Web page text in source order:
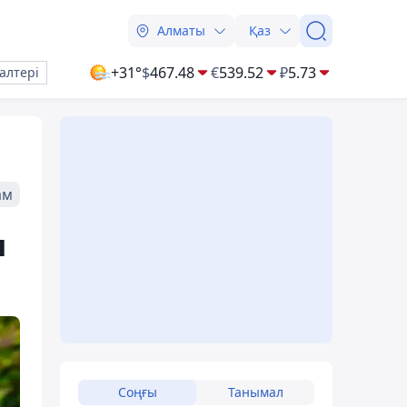
Алматы Қаз
+31°$467.48 €539.52 ₽5.73
Соңғы Танымал